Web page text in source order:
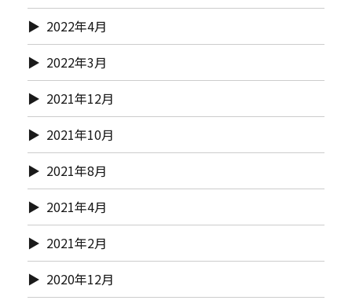
2022年4月
2022年3月
2021年12月
2021年10月
2021年8月
2021年4月
2021年2月
2020年12月